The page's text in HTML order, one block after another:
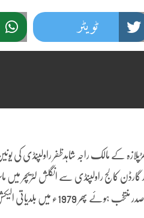
ٹویٹر
کے مالک راجہ شاہدظفر راولپنڈی
کالج راولپنڈی سے انگلش لٹریچر میں ماسٹر
1966ء میں کالج یونین میں حصہ لیکر سیاست کا آغاز کیا1970